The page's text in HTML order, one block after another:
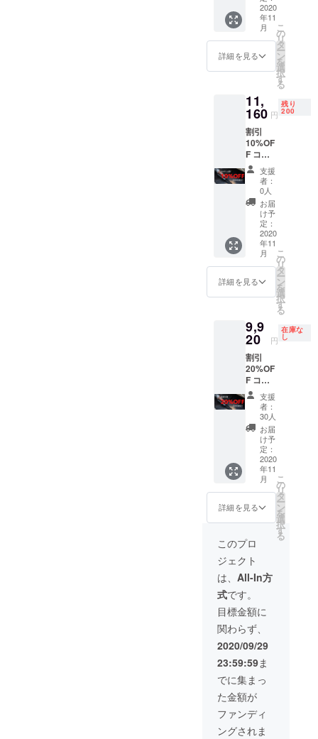
※製造状
況によ
り出荷
時期が
遅れる
致しま
す。
送料
込） 配
送時
期：
2020年
11月予
定 【内
■ha100
0R -
ArritzS
6 -
ArritzS
6 × 1個
■2in1ノ
ズル × 1
■Micro
USB-
TypeC
ケーブ
ル × 1個
※製造状
況によ
り出荷
早急に
ご連絡
致しま
す
2020
年11
月
詳細を見る
こ
の
リ
タ
ー
ン
を
選
択
す
る
11,
160 円
残り
200
割引
10%OF
F コー
ス 定価
12,400
円 →
11,160
（税・
送料
込） 配
送時
期：
2020年
11月予
定 【内
■ha100
0R -
ArritzS
6 -
ArritzS
6 × 1個
■2in1ノ
ズル × 1
■Micro
USB-
TypeC
ケーブ
ル × 1個
※製造状
況によ
り出荷
場合、
早急に
ご連絡
致しま
す
支援
者：
0人
お届
け予
定：
2020
年11
月
詳細を見る
こ
の
リ
タ
ー
ン
を
選
択
す
る
9,9
20 円
在庫な
し
割引
20%OF
F コー
ス 定価
12,400
円 →
9,920円
（税・
送料
込） 配
送時
期：
2020年
11月予
定 【内
容】
■ha100
0R -
ArritzS
6 -
ArritzS
6 × 1個
■2in1ノ
ズル × 1
個
■Micro
USB-
TypeC
ケーブ
ル × 1個
※製造状
況によ
り出荷
時期が
支援
者：
30人
お届
け予
定：
2020
年11
月
詳細を見る
こ
の
リ
タ
ー
ン
を
選
択
す
る
このプロ
ジェクト
は、 All-In方
式です。
目標金額に
関わらず、
2020/09/29
23:59:59ま
でに集まっ
た金額が
ファンディ
ングされま